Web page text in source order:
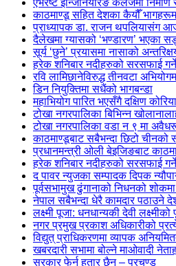
एभरेष्ट इन्जिनियरिङ कलेजमा निर्माण
काठमाण्डू सहित देशका कैयौँ
प्राध्यापक डा. राजन थपलियासंग
दैलेखमा ग्यासको ‘भण्डारण’ भएका
सूर्य ‘छुने’ प्रयासमा नासाको
हरेक शनिबार नदीहरुको सरसफाई
रवि लामिछानेविरुद्ध तीनवटा
डिन नियुक्तिमा सधैंको भागबन्डा
महाभियोग पारित भएसँगै दक्षिण
टोखा नगरपालिका बिभिन्न
टोखा नगरपालिका वडा न ९ मा
काठमाण्डूबाट सबैभन्दा छिटो चीनको
प्रधानमन्त्री ओली बेइजिङबाट
हरेक शनिबार नदीहरुको सरसफाई
द पावर न्युजका सम्पादक दिपक
पूर्वसभामुख ढुंगानाको निधनको
नेपाल सबैभन्दा धेरै कामदार पठाउने
लक्ष्मी पूजा: धनधान्यकी देवी
नगर प्रमुख प्रकाश अधिकारीको
विद्युत् प्राधिकरणमा व्यापक
खबरदारी सभामा बोल्ने माओवादी
सरकार फेर्न हतार छैन – प्रचण्ड